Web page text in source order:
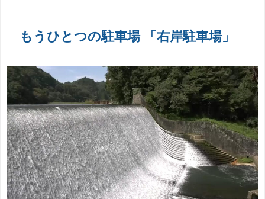
もうひとつの駐車場 「右岸駐車場」